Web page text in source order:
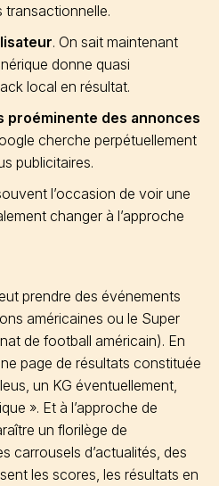
transactionnelle.
. On sait maintenant
donne quasi
local en résultat.
proéminente des annonces
cherche perpétuellement
publicitaires.
l’occasion de voir une
changer à l’approche
prendre des événements
américaines ou le Super
de football américain). En
page de résultats constituée
un KG éventuellement,
». Et à l’approche de
un florilège de
carrousels d’actualités, des
les scores, les résultats en